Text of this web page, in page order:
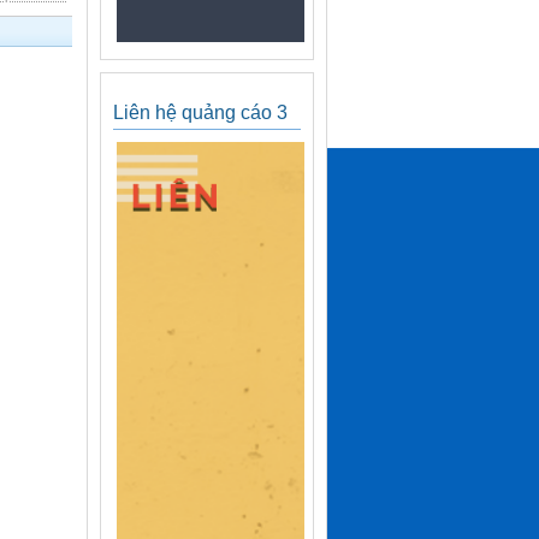
Liên hệ quảng cáo 3